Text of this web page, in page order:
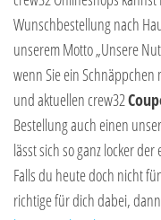
Wunschbestellung nach
unserem Motto „Unsere
wenn Sie ein Schnäppchen
und aktuellen crew32
Bestellung auch einen
lässt sich so ganz locker
Falls du heute doch nicht
richtige für dich dabei,